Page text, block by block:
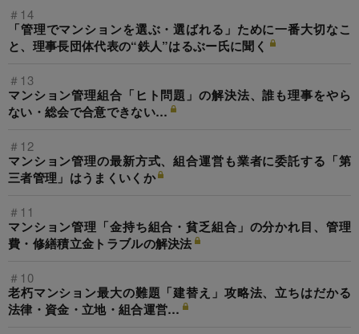
＃14
「管理でマンションを選ぶ・選ばれる」ために一番大切なこ
と、理事長団体代表の“鉄人”はるぶー氏に聞く
＃13
マンション管理組合「ヒト問題」の解決法、誰も理事をやら
ない・総会で合意できない…
＃12
マンション管理の最新方式、組合運営も業者に委託する「第
三者管理」はうまくいくか
＃11
マンション管理「金持ち組合・貧乏組合」の分かれ目、管理
費・修繕積立金トラブルの解決法
＃10
老朽マンション最大の難題「建替え」攻略法、立ちはだかる
法律・資金・立地・組合運営…